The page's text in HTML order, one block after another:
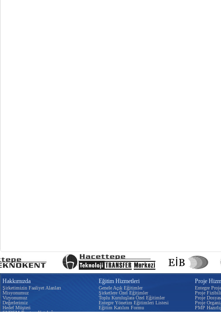
Hakkımızda
Şirketimizin Faaliyet Alanları
Misyonumuz
Vizyonumuz
Değerlerimiz
Hedef Müşteri
EYDEM Tanıtım Kataloğu
Eğitim Hizmetleri
Genele Açık Eğitimler
Şirketlere Özel Eğitimler
Toplu Kuruluşlara Özel Eğitimler
Entegre Yönetim Eğitimleri Listesi
Eğitim Katılım Formu
Proje
Entegre
Proje
Proje
Proje
PMP